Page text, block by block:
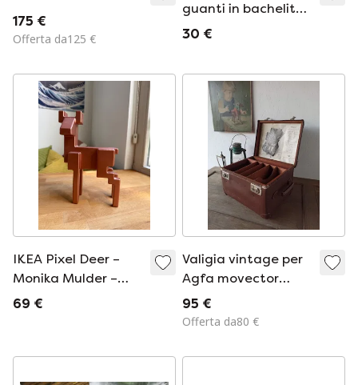
175 €
Offerta da125 €
guanti in bachelite
Mouson - Art Déco -
Oggetto da
collezione raro,
circa 24 cm
30 €
IKEA Pixel Deer –
Monika Mulder –
alluminio verniciato
69 €
Valigia vintage per
Agfa movector
super 16.
95 €
Offerta da80 €